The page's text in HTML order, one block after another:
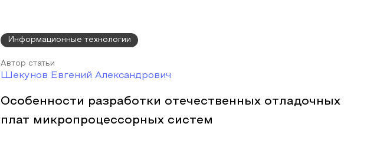
Информационные технологии
Автор статьи
Шекунов Евгений Александрович
Особенности разработки отечественных отладочных
плат микропроцессорных систем